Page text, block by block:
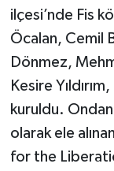
ilçesi’nde Fis
Öcalan, Cemil
Dönmez,
Kesire
kuruldu.
olarak ele
for the